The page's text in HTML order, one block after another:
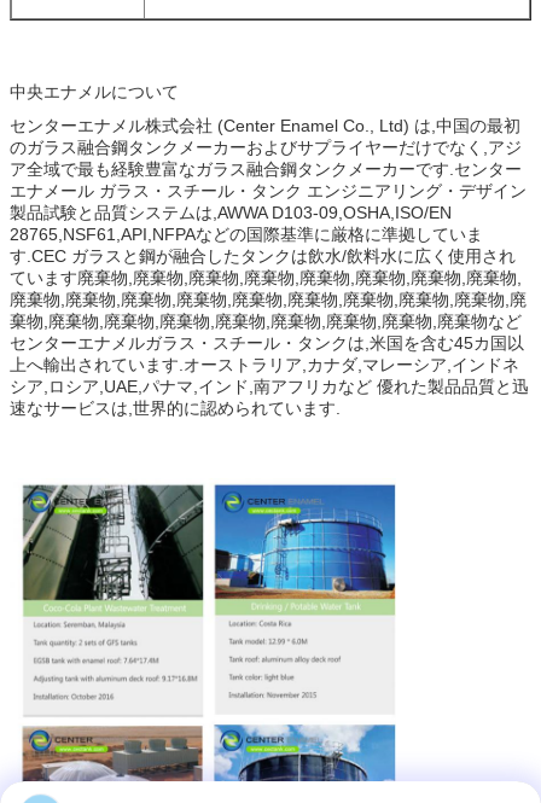
中央エナメルについて
センターエナメル株式会社 (Center Enamel Co., Ltd) は,中国の最初
のガラス融合鋼タンクメーカーおよびサプライヤーだけでなく,アジ
ア全域で最も経験豊富なガラス融合鋼タンクメーカーです.センター
エナメール ガラス・スチール・タンク エンジニアリング・デザイン
製品試験と品質システムは,AWWA D103-09,OSHA,ISO/EN
28765,NSF61,API,NFPAなどの国際基準に厳格に準拠していま
す.CEC ガラスと鋼が融合したタンクは飲水/飲料水に広く使用され
ています廃棄物,廃棄物,廃棄物,廃棄物,廃棄物,廃棄物,廃棄物,廃棄物,
廃棄物,廃棄物,廃棄物,廃棄物,廃棄物,廃棄物,廃棄物,廃棄物,廃棄物,廃
棄物,廃棄物,廃棄物,廃棄物,廃棄物,廃棄物,廃棄物,廃棄物,廃棄物など
センターエナメルガラス・スチール・タンクは,米国を含む45カ国以
上へ輸出されています.オーストラリア,カナダ,マレーシア,インドネ
シア,ロシア,UAE,パナマ,インド,南アフリカなど 優れた製品品質と迅
速なサービスは,世界的に認められています.